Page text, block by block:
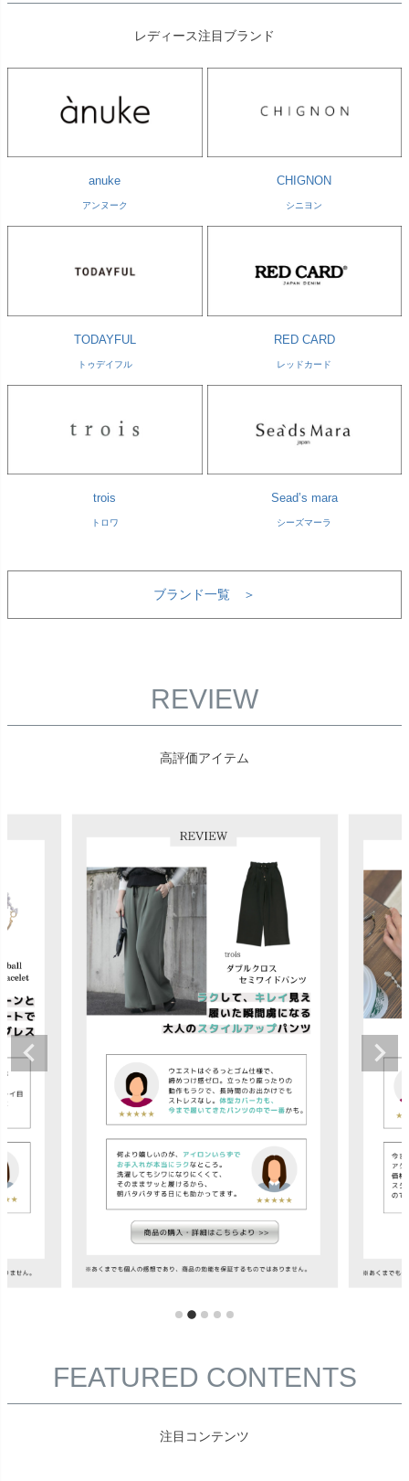
レディース注目ブランド
anuke
アンヌーク
CHIGNON
シニヨン
TODAYFUL
トゥデイフル
RED CARD
レッドカード
trois
トロワ
Sead’s mara
シーズマーラ
ブランド一覧 ＞
REVIEW
高評価アイテム
FEATURED CONTENTS
注目コンテンツ